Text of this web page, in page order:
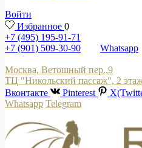
Войти
Избранное 0
+7 (495) 195-91-71
+7 (901) 509-30-90
Whatsapp
Москва, Ветошный пер.,9
ТЦ "Никольский пассаж", 2
Вконтакте
Pinterest
Whatsapp Telegram